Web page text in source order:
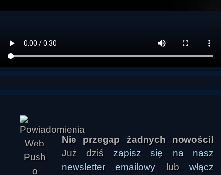
Nie przegap żadnych nowości!
Już dziś zapisz się na nasz
newsletter emailowy lubwłącz